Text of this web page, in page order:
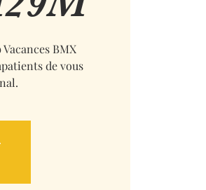
BMX
de vous